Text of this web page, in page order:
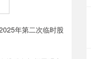
年第二次临时股